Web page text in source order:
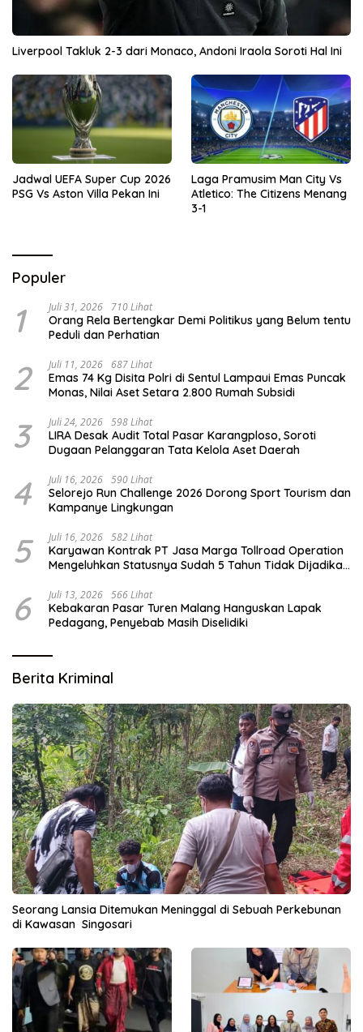
Liverpool Takluk 2-3 dari Monaco, Andoni Iraola Soroti Hal Ini
Jadwal UEFA Super Cup 2026
PSG Vs Aston Villa Pekan Ini
Laga Pramusim Man City Vs
Atletico: The Citizens Menang
3-1
Populer
1 Juli 31, 2026 710 Lihat
Orang Rela Bertengkar Demi Politikus yang Belum tentu
Peduli dan Perhatian
2 Juli 11, 2026 687 Lihat
Emas 74 Kg Disita Polri di Sentul Lampaui Emas Puncak
Monas, Nilai Aset Setara 2.800 Rumah Subsidi
3 Juli 24, 2026 598 Lihat
LIRA Desak Audit Total Pasar Karangploso, Soroti
Dugaan Pelanggaran Tata Kelola Aset Daerah
4 Juli 16, 2026 590 Lihat
Selorejo Run Challenge 2026 Dorong Sport Tourism dan
Kampanye Lingkungan
5 Juli 16, 2026 582 Lihat
Karyawan Kontrak PT Jasa Marga Tollroad Operation
Mengeluhkan Statusnya Sudah 5 Tahun Tidak Dijadikan
6 Juli 13, 2026 566 Lihat
Kebakaran Pasar Turen Malang Hanguskan Lapak
Pedagang, Penyebab Masih Diselidiki
Berita Kriminal
Seorang Lansia Ditemukan Meninggal di Sebuah Perkebunan
di Kawasan Singosari